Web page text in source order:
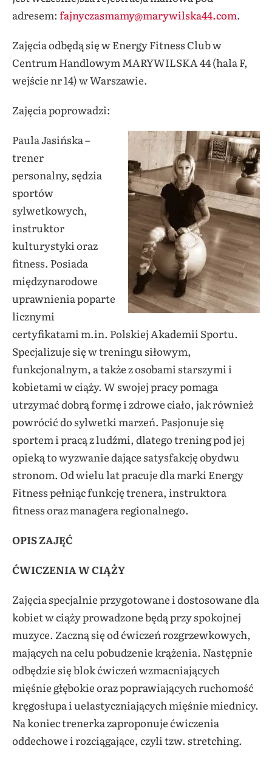
adresem: fajnyczasmamy@marywilska44.com.
Zajęcia odbędą się w Energy Fitness Club w
Centrum Handlowym MARYWILSKA 44(hala F,
wejście nr 14) w Warszawie.
Zajęcia poprowadzi:
Paula Jasińska –
trener
personalny, sędzia
sportów
sylwetkowych,
instruktor
kulturystyki oraz
fitness. Posiada
międzynarodowe
uprawnienia poparte
licznymi
certyfikatami m.in. Polskiej Akademii Sportu.
Specjalizuje się w treningu siłowym,
funkcjonalnym, a także z osobami starszymi i
kobietami w ciąży. W swojej pracy pomaga
utrzymać dobrą formę i zdrowe ciało, jak również
powrócić do sylwetki marzeń. Pasjonuje się
sportem i pracą z ludźmi, dlatego trening pod jej
opieką to wyzwanie dające satysfakcję obydwu
stronom. Od wielu lat pracuje dla marki Energy
Fitness pełniąc funkcję trenera, instruktora
fitness oraz managera regionalnego.
OPIS ZAJĘĆ
ĆWICZENIA W CIĄŻY
Zajęcia specjalnie przygotowane i dostosowane dla
kobiet w ciąży prowadzone będą przy spokojnej
muzyce. Zaczną się od ćwiczeń rozgrzewkowych,
mających na celu pobudzenie krążenia. Następnie
odbędzie się blok ćwiczeń wzmacniających
mięśnie głębokie oraz poprawiających ruchomość
kręgosłupa i uelastyczniających mięśnie miednicy.
Na koniec trenerka zaproponuje ćwiczenia
oddechowe i rozciągające, czyli tzw. stretching.